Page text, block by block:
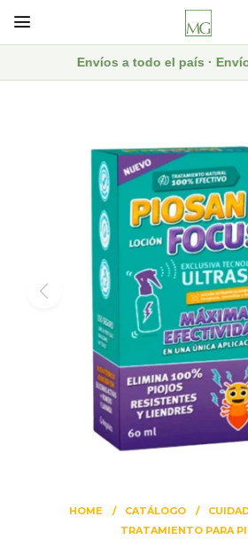

Envíos a todo el país ·
HOME CATÁLOGO
TRATAMIENTO PARA